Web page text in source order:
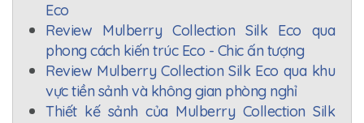
Eco
Review Mulberry Collection Silk Eco qua
phong cách kiến trúc Eco - Chic ấn tượng
Review Mulberry Collection Silk Eco qua khu
vực tiền sảnh và không gian phòng nghỉ
Thiết kế sảnh của Mulberry Collection Silk